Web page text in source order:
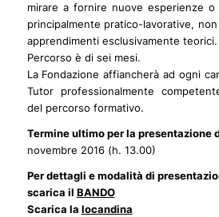
mirare a fornire nuove esperienze o
principalmente pratico-lavorative,
apprendimenti esclusivamente
Percorso è di sei mesi.
La Fondazione affiancherà ad ogni
Tutor professionalmente
del percorso formativo.
Termine ultimo per la presentazione
novembre 2016 (h. 13.00)
Per dettagli e modalità di
scarica il BANDO
Scarica la locandina